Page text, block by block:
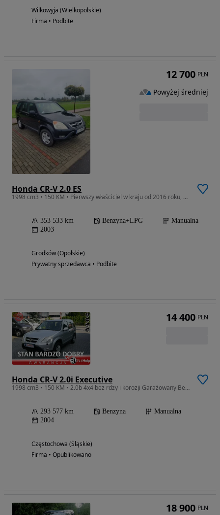
Wilkowyja (Wielkopolskie)
Firma • Podbite
Honda CR-V 2.0 ES
1998 cm3 • 150 KM • Pierwszy właściciel w kraju od 2016 roku, bezwypadkowy, instalacja STA
353 533 km Benzyna+LPG
Manualna
2003
Grodków (Opolskie)
Prywatny sprzedawca • Podbite
12 700 PLN
Powyżej średniej
Honda CR-V 2.0i Executive
1998 cm3 • 150 KM • 2.0b 4x4 bez rdzy i korozji Garażowany Bezwypadkowy z Niemiec stan bdb
293 577 km Benzyna
Manualna
2004
Częstochowa (Śląskie)
Firma • Opublikowano
14 400 PLN
18 900 PLN